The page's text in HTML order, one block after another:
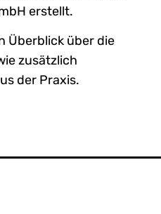
erstellt.
Überblick über die
zusätzlich
der Praxis.